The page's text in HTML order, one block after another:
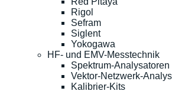
Rigol
Sefram
Siglent
Yokogawa
HF- und EMV-Messtechnik
Spektrum-Analysatoren
Vektor-Netzwerk-
Kalibrier-Kits